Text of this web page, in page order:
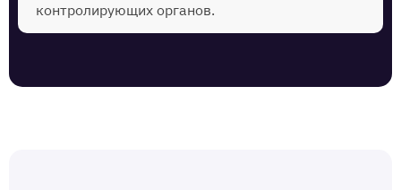
контролирующих органов.